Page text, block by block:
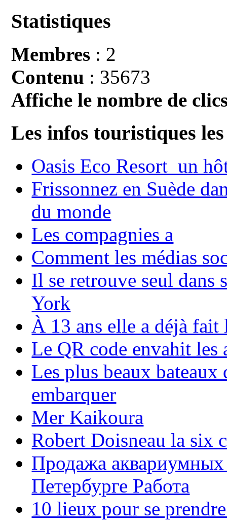
Statistiques
Membres : 2
Contenu : 35673
Affiche le nombre de
Les infos touristiques
Oasis Eco Resort un
Frissonnez en Suède
du monde
Les compagnies a
Comment les médias
Il se retrouve seul dans
York
À 13 ans elle a déjà
Le QR code envahit les
Les plus beaux bateaux
embarquer
Mer Kaikoura
Robert Doisneau la six
Продажа аквариумных
Петербурге Работа
10 lieux pour se